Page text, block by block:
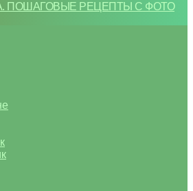
ПОШАГОВЫЕ РЕЦЕПТЫ С ФОТО